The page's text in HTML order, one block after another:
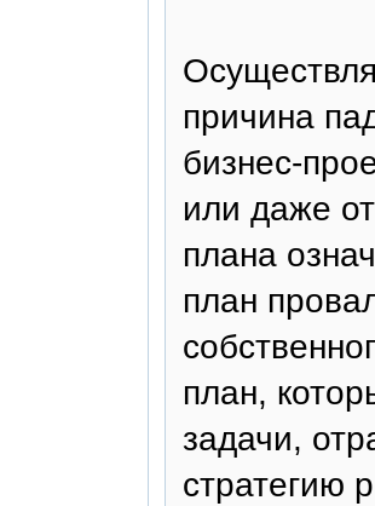
причина
бизнес-
или даже
плана
план
план,
задачи,
стратегию